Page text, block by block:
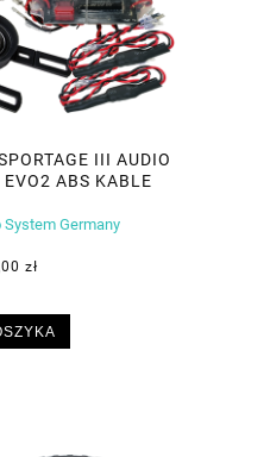
III AUDIO
ABS KABLE
System Germany
zł